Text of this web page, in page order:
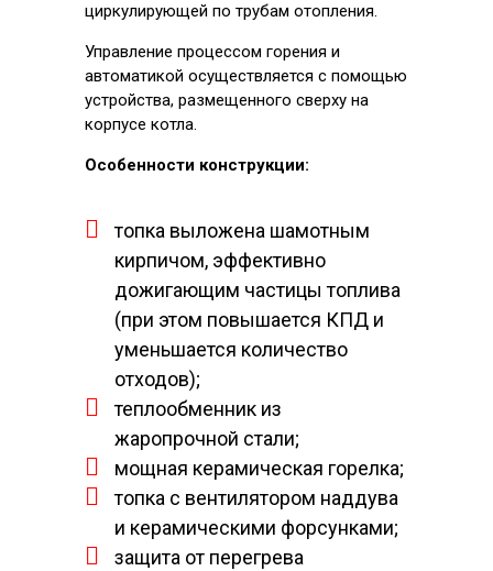
циркулирующей по трубам отопления.
Управление процессом горения и
автоматикой осуществляется с помощью
устройства, размещенного сверху на
корпусе котла.
Особенности конструкции:
топка выложена шамотным
кирпичом, эффективно
дожигающим частицы топлива
(при этом повышается КПД и
уменьшается количество
отходов);
теплообменник из
жаропрочной стали;
мощная керамическая горелка;
топка с вентилятором наддува
и керамическими форсунками;
защита от перегрева